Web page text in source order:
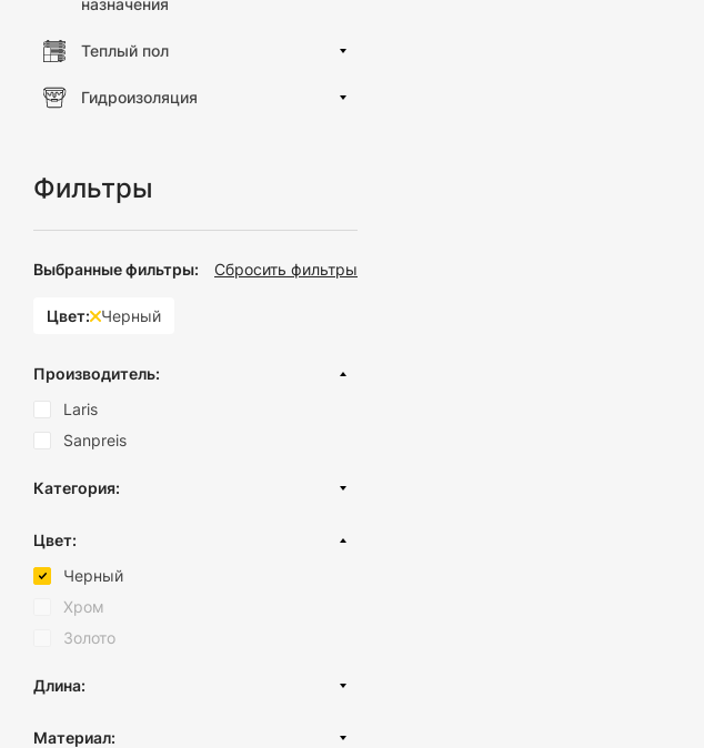
назначения
Теплый пол
Гидроизоляция
Фильтры
Выбранные фильтры: Сбросить фильтры
Цвет: Черный
Производитель:
Laris
Sanpreis
Категория:
Цвет:
Черный
Хром
Золото
Длина:
Материал: